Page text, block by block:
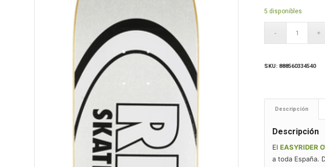
5 disponibles
SKU: 888560334540
Descripción
Descripción
ElEASYRIDER
a toda España.